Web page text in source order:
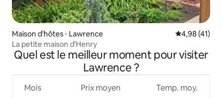
Maison d'hôtes ⋅ Lawrence Évaluation
4,98 (41)
La petite maison d'Henry
Quel est le meilleur moment pour visiter
Lawrence ?
Mois Prix moyen Temp. moy.